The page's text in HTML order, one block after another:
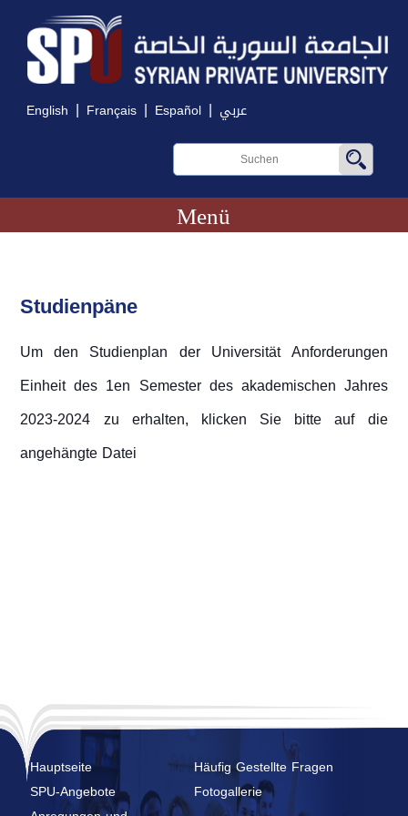
English | Français | Español | عربي
Menü
Studienpäne
Um den Studienplan der Universität Anforderungen
Einheit des 1en Semester des akademischen Jahres
2023-2024 zu erhalten, klicken Sie bitte auf die
angehängte Datei
Hauptseite
Häufig Gestellte Fragen
SPU-Angebote
Fotogallerie